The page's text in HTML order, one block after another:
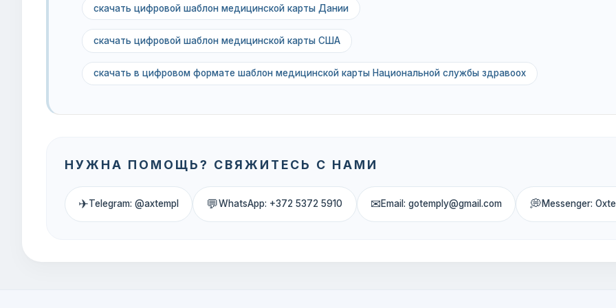
скачать цифровой шаблон медицинской карты Дании
скачать цифровой шаблон медицинской карты США
скачать в цифровом формате шаблон медицинской карты Национальной службы здравоох
НУЖНА ПОМОЩЬ? СВЯЖИТЕСЬ С НАМИ
✈Telegram: @axtempl 💬WhatsApp: +372 5372 5910 ✉Email: gotemply@gmail.com 💭Messenger: